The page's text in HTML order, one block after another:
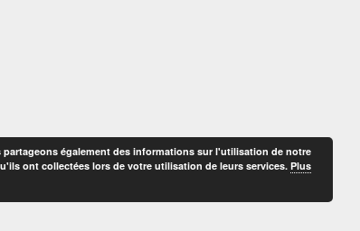
également des informations sur l'utilisation de notre
ont collectées lors de votre utilisation de leurs services. Plus